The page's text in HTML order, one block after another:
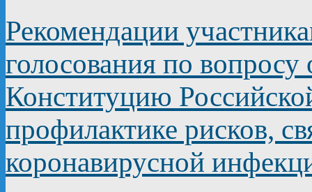
Рекомендации
голосования по
Конституцию
профилактике рисков,
коронавирусной